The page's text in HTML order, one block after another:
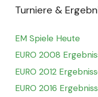
Turniere &
EM Spiele Heute
EURO 2008
EURO 2012
EURO 2016